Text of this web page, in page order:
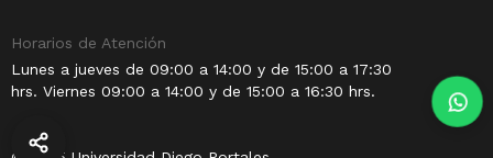
Horarios de Atención
Lunes a jueves de 09:00 a 14:00 y de 15:00 a 17:30
hrs. Viernes 09:00 a 14:00 y de 15:00 a 16:30 hrs.